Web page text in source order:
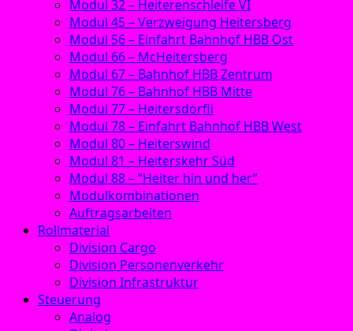
Modul 32 – Heiterenschleife VI
Modul 45 – Verzweigung Heitersberg
Modul 56 – Einfahrt Bahnhof HBB Ost
Modul 66 – McHeitersberg
Modul 67 – Bahnhof HBB Zentrum
Modul 76 – Bahnhof HBB Mitte
Modul 77 – Heitersdörfli
Modul 78 – Einfahrt Bahnhof HBB West
Modul 80 – Heiterswind
Modul 81 – Heiterskehr Süd
Modul 88 – “Heiter hin und her”
Modulkombinationen
Auftragsarbeiten
Rollmaterial
Division Cargo
Division Personenverkehr
Division Infrastruktur
Steuerung
Analog